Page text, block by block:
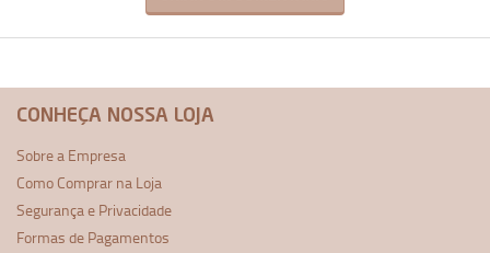
CONHEÇA NOSSA LOJA
Sobre a Empresa
Como Comprar na Loja
Segurança e Privacidade
Formas de Pagamentos